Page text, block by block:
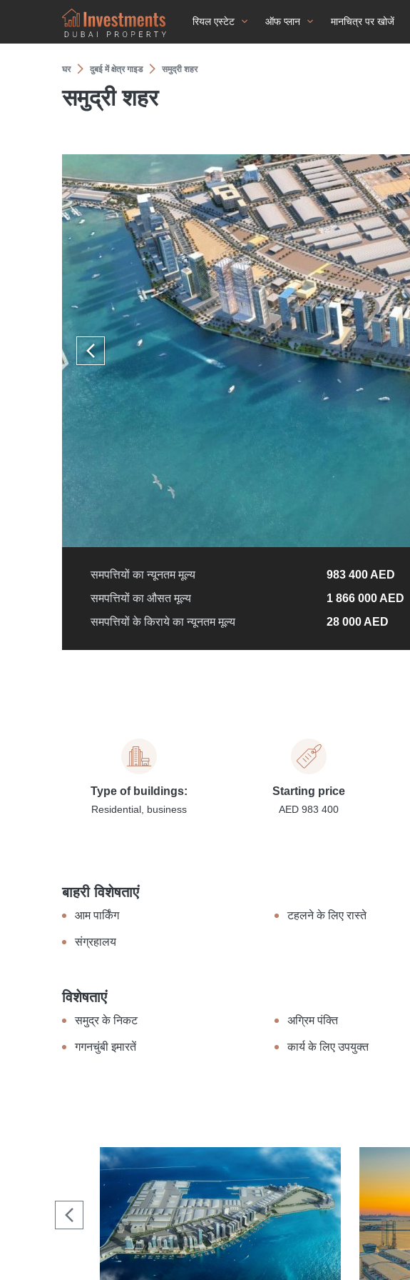
रियल एस्टेट ऑफ प्लान मानचित्र पर खोजें
घर दुबई में क्षेत्र गाइड समुद्री शहर
समुद्री शहर
समपत्तियों का न्यूनतम मूल्य
983 400 AED
समपत्तियों का औसत मूल्य
1 866 000 AED
समपत्तियों के किराये का न्यूनतम मूल्य
28 000 AED
Type of buildings:
Residential, business
Starting price
AED 983 400
बाहरी विशेषताएं
आम पार्किंग टहलने के लिए रास्ते
संग्रहालय
विशेषताएं
समुद्र के निकट अग्रिम पंक्ति
गगनचुंबी इमारतें कार्य के लिए उपयुक्त